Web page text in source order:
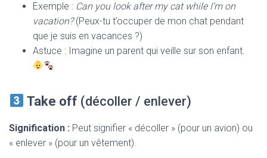
Exemple : Can you look after my cat while I’m on
vacation?(Peux-tu t’occuper de mon chat pendant
que je suis en vacances ?)
Astuce : Imagine un parent qui veille sur son enfant.
Take off (décoller / enlever)
Signification : Peut signifier « décoller » (pour un avion) ou
« enlever » (pour un vêtement).